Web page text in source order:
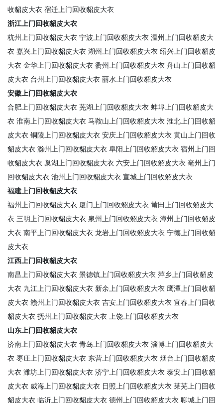
收貂皮大衣 宿迁上门回收貂皮大衣
浙江上门回收貂皮大衣
杭州上门回收貂皮大衣 宁波上门回收貂皮大衣 温州上门回收貂皮大
衣 嘉兴上门回收貂皮大衣 湖州上门回收貂皮大衣 绍兴上门回收貂皮
大衣 金华上门回收貂皮大衣 衢州上门回收貂皮大衣 舟山上门回收貂
皮大衣 台州上门回收貂皮大衣 丽水上门回收貂皮大衣
安徽上门回收貂皮大衣
合肥上门回收貂皮大衣 芜湖上门回收貂皮大衣 蚌埠上门回收貂皮大
衣 淮南上门回收貂皮大衣 马鞍山上门回收貂皮大衣 淮北上门回收貂
皮大衣 铜陵上门回收貂皮大衣 安庆上门回收貂皮大衣 黄山上门回收
貂皮大衣 滁州上门回收貂皮大衣 阜阳上门回收貂皮大衣 宿州上门回
收貂皮大衣 巢湖上门回收貂皮大衣 六安上门回收貂皮大衣 亳州上门
回收貂皮大衣 池州上门回收貂皮大衣 宣城上门回收貂皮大衣
福建上门回收貂皮大衣
福州上门回收貂皮大衣 厦门上门回收貂皮大衣 莆田上门回收貂皮大
衣 三明上门回收貂皮大衣 泉州上门回收貂皮大衣 漳州上门回收貂皮
大衣 南平上门回收貂皮大衣 龙岩上门回收貂皮大衣 宁德上门回收貂
皮大衣
江西上门回收貂皮大衣
南昌上门回收貂皮大衣 景德镇上门回收貂皮大衣 萍乡上门回收貂皮
大衣 九江上门回收貂皮大衣 新余上门回收貂皮大衣 鹰潭上门回收貂
皮大衣 赣州上门回收貂皮大衣 吉安上门回收貂皮大衣 宜春上门回收
貂皮大衣 抚州上门回收貂皮大衣 上饶上门回收貂皮大衣
山东上门回收貂皮大衣
济南上门回收貂皮大衣 青岛上门回收貂皮大衣 淄博上门回收貂皮大
衣 枣庄上门回收貂皮大衣 东营上门回收貂皮大衣 烟台上门回收貂皮
大衣 潍坊上门回收貂皮大衣 济宁上门回收貂皮大衣 泰安上门回收貂
皮大衣 威海上门回收貂皮大衣 日照上门回收貂皮大衣 莱芜上门回收
貂皮大衣 临沂上门回收貂皮大衣 德州上门回收貂皮大衣 聊城上门回